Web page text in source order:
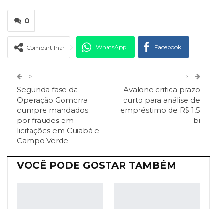
0
Compartilhar WhatsApp Facebook
ReddIt
Facebook Messenger
>
Segunda fase da
Operação Gomorra
cumpre mandados
por fraudes em
licitações em Cuiabá e
Campo Verde
>
Avalone critica prazo
curto para análise de
empréstimo de R$ 1,5
bi
VOCÊ PODE GOSTAR TAMBÉM